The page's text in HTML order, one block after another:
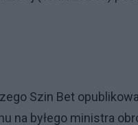
Szin Bet
na byłego ministra